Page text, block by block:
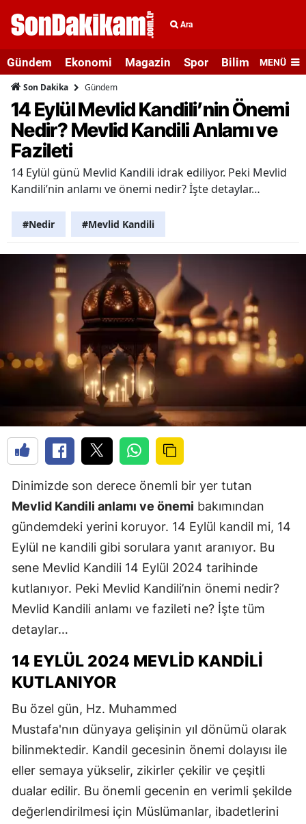
Ara
Gündem Ekonomi Magazin Spor Bilim veMENÜ
Son Dakika Gündem
14 Eylül Mevlid Kandili’nin Önemi
Nedir? Mevlid Kandili Anlamı ve
Fazileti
14 Eylül günü Mevlid Kandili idrak ediliyor. Peki Mevlid
Kandili’nin anlamı ve önemi nedir? İşte detaylar…
#Nedir #Mevlid Kandili
Dinimizde son derece önemli bir yer tutan
Mevlid Kandili anlamı ve önemi bakımından
gündemdeki yerini koruyor. 14 Eylül kandil mi, 14
Eylül ne kandili gibi sorulara yanıt aranıyor. Bu
sene Mevlid Kandili 14 Eylül 2024 tarihinde
kutlanıyor. Peki Mevlid Kandili’nin önemi nedir?
Mevlid Kandili anlamı ve fazileti ne? İşte tüm
detaylar…
14 EYLÜL 2024 MEVLID KANDILI
KUTLANIYOR
Bu özel gün, Hz. Muhammed
Mustafa'nın dünyaya gelişinin yıl dönümü olarak
bilinmektedir. Kandil gecesinin önemi dolayısı ile
eller semaya yükselir, zikirler çekilir ve çeşitli
dualar edilir. Bu önemli gecenin en verimli şekilde
değerlendirilmesi için Müslümanlar, ibadetlerini